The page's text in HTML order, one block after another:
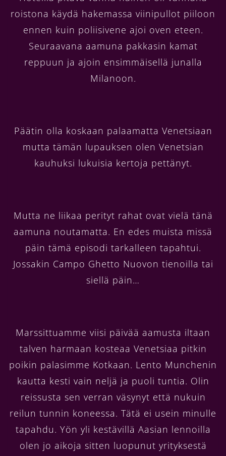
roistona käydä hakemassa viinipullot piiloon
ennen kuin poliisivene ajoi oven eteen.
Seuraavana aamuna pakkasin kamat
reppuun ja ajoin ensimmäisellä junalla
Milanoon.
Päätin olla koskaan palaamatta Venetsiaan
mutta tämän lupauksen olen Venetsian
kauhuksi lukuisia kertoja pettänyt.
Mutta ne liikaa perityt rahat ovat vielä tänä
aamuna noutamatta. En edes muista missä
päin tämä episodi tarkalleen tapahtui.
Jossakin Campo Ghetto Nuovon tienoilla tai
siellä päin…
Marssittuamme viisi päivää aamusta iltaan
talven harmaan kosteaa Venetsiaa pitkin
poikin palasimme Kotkaan. Lento Munchenin
kautta kesti vain neljä ja puoli tuntia. Olin
reissusta sen verran väsynyt että nukuin
reilun tunnin koneessa. Tätä ei usein minulle
tapahdu. Yön yli kestävillä Aasian lennoilla
olen jo aikoja sitten luopunut yrityksestä